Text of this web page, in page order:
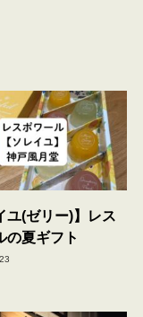
ユ(ゼリー)】レス
の夏ギフト